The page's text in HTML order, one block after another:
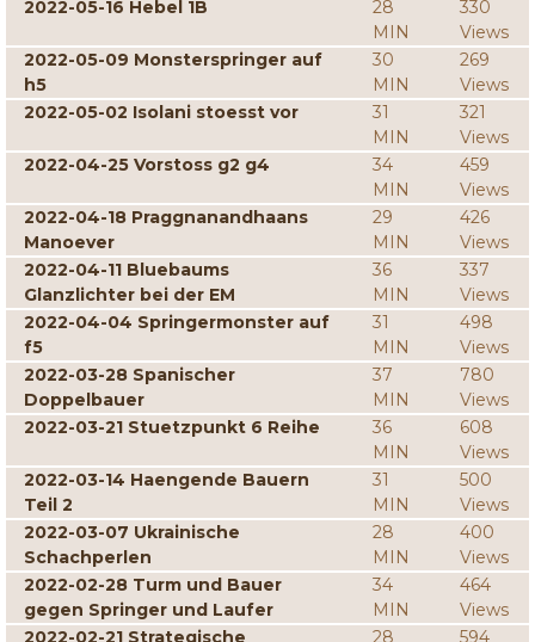
2022-05-16 Hebel 1B
28
MIN
330
Views
2022-05-09 Monsterspringer auf
h5
30
MIN
269
Views
2022-05-02 Isolani stoesst vor
31
MIN
321
Views
2022-04-25 Vorstoss g2 g4
34
MIN
459
Views
2022-04-18 Praggnanandhaans
Manoever
29
MIN
426
Views
2022-04-11 Bluebaums
Glanzlichter bei der EM
36
MIN
337
Views
2022-04-04 Springermonster auf
f5
31
MIN
498
Views
2022-03-28 Spanischer
Doppelbauer
37
MIN
780
Views
2022-03-21 Stuetzpunkt 6 Reihe
36
MIN
608
Views
2022-03-14 Haengende Bauern
Teil 2
31
MIN
500
Views
2022-03-07 Ukrainische
Schachperlen
28
MIN
400
Views
2022-02-28 Turm und Bauer
gegen Springer und Laufer
34
MIN
464
Views
2022-02-21 Strategische
28
594